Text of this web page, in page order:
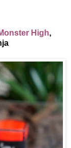
High,